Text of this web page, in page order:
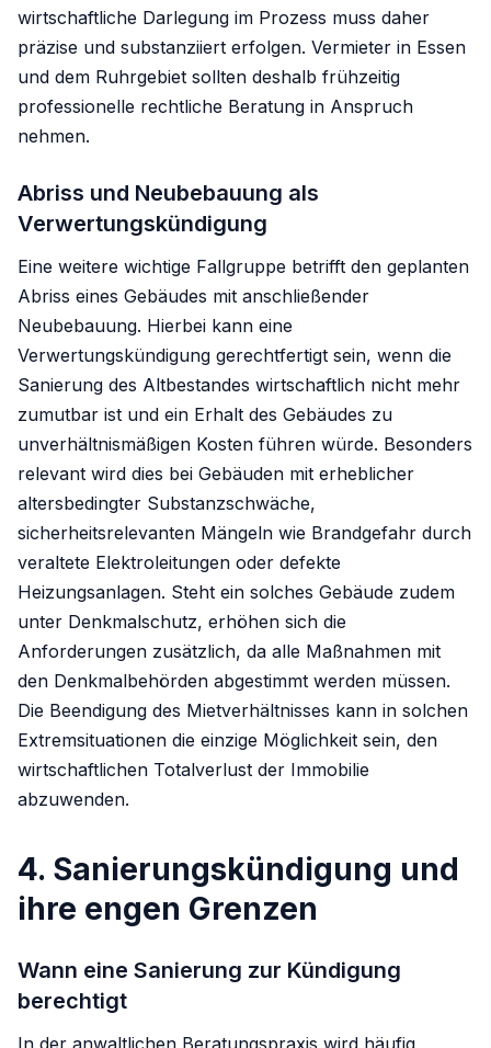
wirtschaftliche Darlegung im Prozess muss daher
präzise und substanziiert erfolgen. Vermieter in Essen
und dem Ruhrgebiet sollten deshalb frühzeitig
professionelle rechtliche Beratung in Anspruch
nehmen.
Abriss und Neubebauung als
Verwertungskündigung
Eine weitere wichtige Fallgruppe betrifft den geplanten
Abriss eines Gebäudes mit anschließender
Neubebauung. Hierbei kann eine
Verwertungskündigung gerechtfertigt sein, wenn die
Sanierung des Altbestandes wirtschaftlich nicht mehr
zumutbar ist und ein Erhalt des Gebäudes zu
unverhältnismäßigen Kosten führen würde. Besonders
relevant wird dies bei Gebäuden mit erheblicher
altersbedingter Substanzschwäche,
sicherheitsrelevanten Mängeln wie Brandgefahr durch
veraltete Elektroleitungen oder defekte
Heizungsanlagen. Steht ein solches Gebäude zudem
unter Denkmalschutz, erhöhen sich die
Anforderungen zusätzlich, da alle Maßnahmen mit
den Denkmalbehörden abgestimmt werden müssen.
Die Beendigung des Mietverhältnisses kann in solchen
Extremsituationen die einzige Möglichkeit sein, den
wirtschaftlichen Totalverlust der Immobilie
abzuwenden.
4. Sanierungskündigung und
ihre engen Grenzen
Wann eine Sanierung zur Kündigung
berechtigt
In der anwaltlichen Beratungspraxis wird häufig